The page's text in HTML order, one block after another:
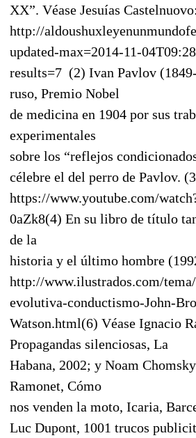
XX”. Véase Jesuías Castelnuovo:
http://
updated-max=2014-11-
results=7 (2) Ivan Pavlov
ruso, Premio Nobel
de medicina en 1904 por sus
experimentales
sobre los “reflejos
célebre el del perro de Pavlov.
https://www.youtube.com/
0aZk8(4) En su libro de título
de la
historia y el último hombre
http://www.ilustrados.com/
evolutiva-conductismo-John-
Watson.html(6) Véase Ignacio
Propagandas silenciosas, La
Habana, 2002; y Noam
Ramonet, Cómo
nos venden la moto, Icaria,
Luc Dupont, 1001 trucos